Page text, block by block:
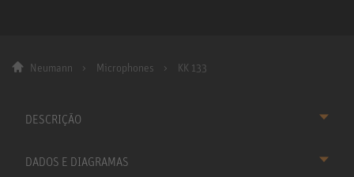
Neumann Microphones KK 133
DESCRIÇÃO
DADOS E DIAGRAMAS